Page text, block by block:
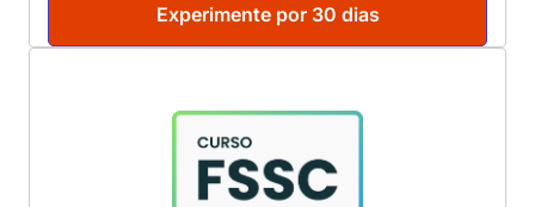
Experimente por 30 dias